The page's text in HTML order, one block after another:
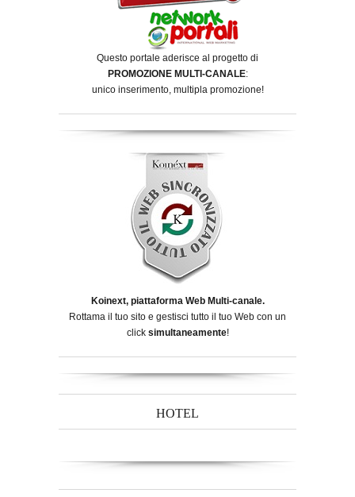
Questo portale aderisce al progetto di
PROMOZIONE MULTI-CANALE:
unico inserimento, multipla promozione!
Koinext, piattaforma Web Multi-canale.
Rottama il tuo sito e gestisci tutto il tuo Web con un
click simultaneamente!
HOTEL